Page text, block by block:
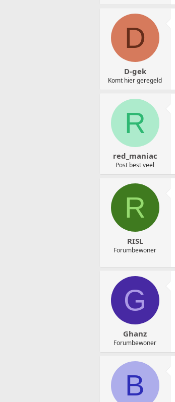
D
D-gek
Komt hier geregeld
R
red_maniac
Post best veel
R
RISL
Forumbewoner
G
Ghanz
Forumbewoner
B